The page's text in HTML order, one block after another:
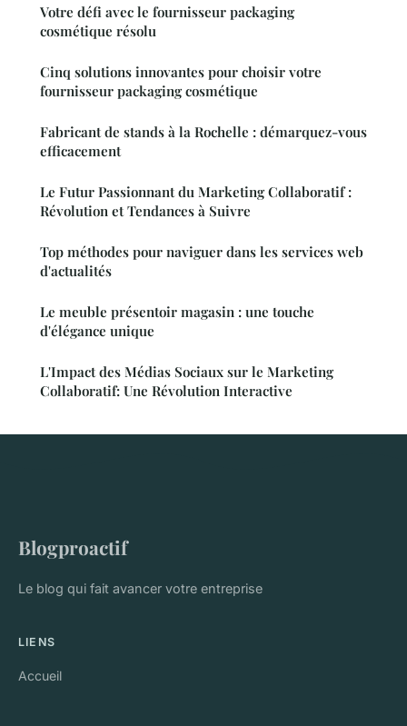
Votre défi avec le fournisseur packaging
cosmétique résolu
Cinq solutions innovantes pour choisir votre
fournisseur packaging cosmétique
Fabricant de stands à la Rochelle : démarquez-vous
efficacement
Le Futur Passionnant du Marketing Collaboratif :
Révolution et Tendances à Suivre
Top méthodes pour naviguer dans les services web
d'actualités
Le meuble présentoir magasin : une touche
d'élégance unique
L'Impact des Médias Sociaux sur le Marketing
Collaboratif: Une Révolution Interactive
Blogproactif
Le blog qui fait avancer votre entreprise
LIENS
Accueil